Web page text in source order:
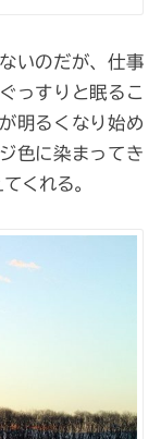
いのだが、仕事
っすりと眠るこ
明るくなり始め
色に染まってき
くれる。